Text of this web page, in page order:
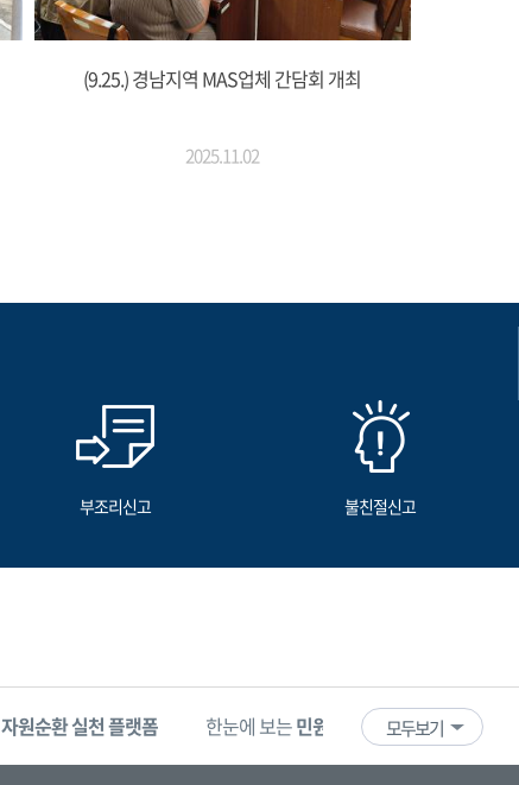
(9.25.) 경남지역 MAS업체 간담회 개최
2025.11.02
부조리신고 불친절신고
자원순환 실천 플랫폼 한눈에 보는민원 빅데이터 기업마당
모두보기